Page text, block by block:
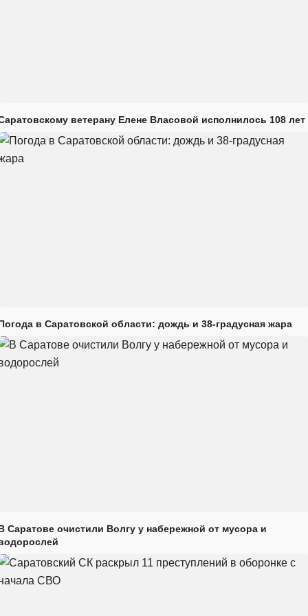
ветерану Елене Власовой исполнилось 108 лет
в Саратовской области: дождь и 38-градусная жара
Саратове очистили Волгу у набережной от мусора и